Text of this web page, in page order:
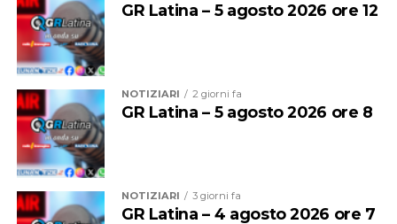
GR Latina – 5 agosto 2026 ore 12
NOTIZIARI 2 giorni fa
GR Latina – 5 agosto 2026 ore 8
NOTIZIARI 3 giorni fa
GR Latina – 4 agosto 2026 ore 7